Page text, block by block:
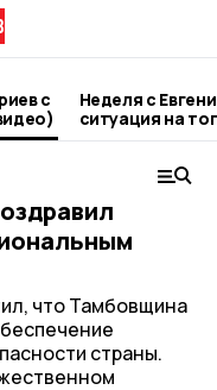
с
праздником (видео)
Неделя с
ситуация на
городе и
что Тамбовщина
страны.